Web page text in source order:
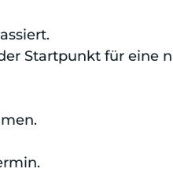
Startpunkt für eine